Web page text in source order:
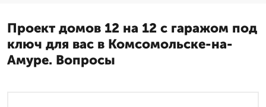
Проект домов 12 на 12 с гаражом под
ключ для вас в Комсомольске-на-
Амуре. Вопросы